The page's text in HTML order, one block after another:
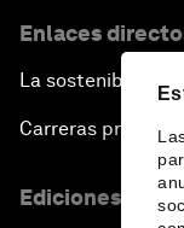
Enlaces
La sostenibilidad
Carreras
Ediciones en